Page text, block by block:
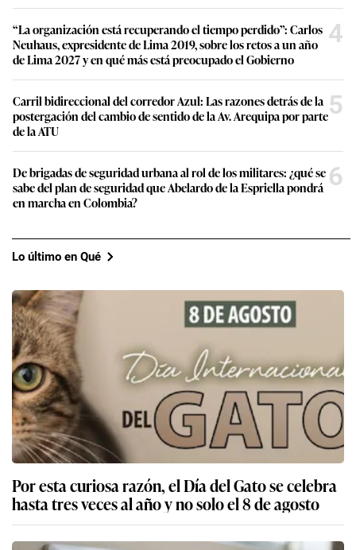
“La organización está recuperando el tiempo perdido”: Carlos
Neuhaus, expresidente de Lima 2019, sobre los retos a un año
de Lima 2027 y en qué más está preocupado el Gobierno
4
Carril bidireccional del corredor Azul: Las razones detrás de la
postergación del cambio de sentido de la Av. Arequipa por parte
de la ATU
5
De brigadas de seguridad urbana al rol de los militares: ¿qué se
sabe del plan de seguridad que Abelardo de la Espriella pondrá
en marcha en Colombia?
6
Lo último en Qué
Por esta curiosa razón, el Día del Gato se celebra
hasta tres veces al año y no solo el 8 de agosto